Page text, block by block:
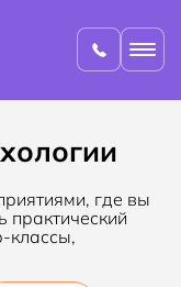
где вы
практический
классы,